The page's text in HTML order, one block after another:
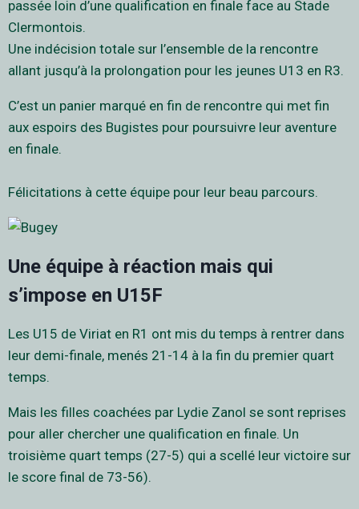
passée loin d’une qualification en finale face au Stade
Clermontois.
Une indécision totale sur l’ensemble de la rencontre
allant jusqu’à la prolongation pour les jeunes U13 en R3.
C’est un panier marqué en fin de rencontre qui met fin
aux espoirs des Bugistes pour poursuivre leur aventure
en finale.
Félicitations à cette équipe pour leur beau parcours.
Une équipe à réaction mais qui
s’impose en U15F
Les U15 de Viriat en R1 ont mis du temps à rentrer dans
leur demi-finale, menés 21-14 à la fin du premier quart
temps.
Mais les filles coachées par Lydie Zanol se sont reprises
pour aller chercher une qualification en finale. Un
troisième quart temps (27-5) qui a scellé leur victoire sur
le score final de 73-56).